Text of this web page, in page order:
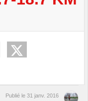
Publié le 31 janv. 2016